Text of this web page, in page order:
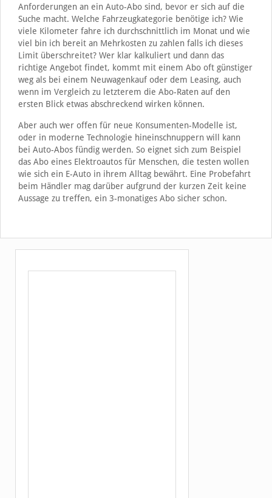
Anforderungen an ein Auto-Abo sind, bevor er sich auf die
Suche macht. Welche Fahrzeugkategorie benötige ich? Wie
viele Kilometer fahre ich durchschnittlich im Monat und wie
viel bin ich bereit an Mehrkosten zu zahlen falls ich dieses
Limit überschreitet? Wer klar kalkuliert und dann das
richtige Angebot findet, kommt mit einem Abo oft günstiger
weg als bei einem Neuwagenkauf oder dem Leasing, auch
wenn im Vergleich zu letzterem die Abo-Raten auf den
ersten Blick etwas abschreckend wirken können.
Aber auch wer offen für neue Konsumenten-Modelle ist,
oder in moderne Technologie hineinschnuppern will kann
bei Auto-Abos fündig werden. So eignet sich zum Beispiel
das Abo eines Elektroautos für Menschen, die testen wollen
wie sich ein E-Auto in ihrem Alltag bewährt. Eine Probefahrt
beim Händler mag darüber aufgrund der kurzen Zeit keine
Aussage zu treffen, ein 3-monatiges Abo sicher schon.